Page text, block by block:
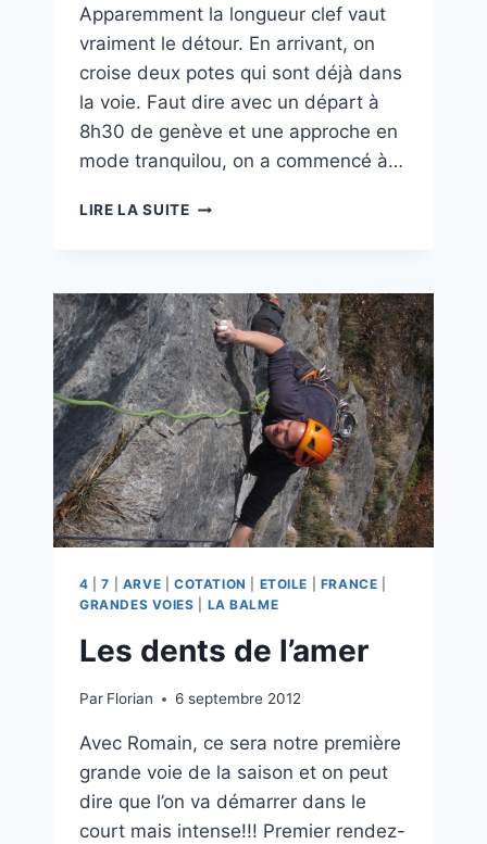
Apparemment la longueur clef vaut
vraiment le détour. En arrivant, on
croise deux potes qui sont déjà dans
la voie. Faut dire avec un départ à
8h30 de genève et une approche en
mode tranquilou, on a commencé à…
LIRE LA SUITE ALCOOTEST
4 |7 ARVE COTATION ETOILE FRANCE
GRANDES VOIES
LA BALME
Les dents de l’amer
Par Florian 6 septembre 2012
Avec Romain, ce sera notre première
grande voie de la saison et on peut
dire que l’on va démarrer dans le
court mais intense!!! Premier rendez-